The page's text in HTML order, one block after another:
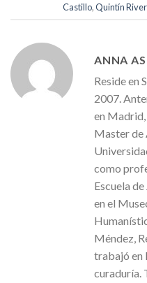
Castillo,Quintín
ANNA
Reside en
2007.
en Madrid,
Master de
como
Escuela
en el
Méndez,
trabajó en
curaduría.